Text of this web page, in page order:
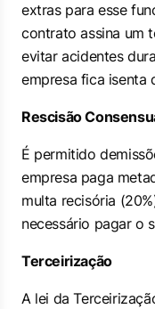
extras para esse
contrato assina um
evitar acidentes
empresa fica isenta
Rescisão
É permitido
empresa paga
multa recisória
necessário pagar o
Terceirização
A lei da